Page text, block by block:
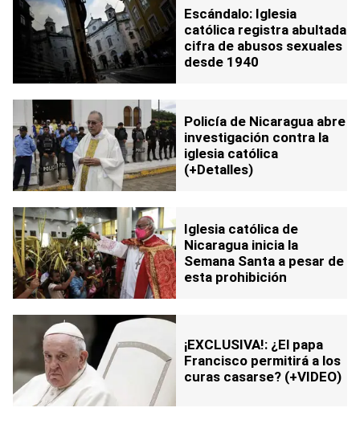
Escándalo: Iglesia
católica registra abultada
cifra de abusos sexuales
desde 1940
Policía de Nicaragua abre
investigación contra la
iglesia católica
(+Detalles)
Iglesia católica de
Nicaragua inicia la
Semana Santa a pesar de
esta prohibición
¡EXCLUSIVA!: ¿El papa
Francisco permitirá a los
curas casarse? (+VIDEO)